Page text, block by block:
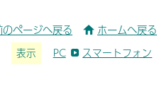
のページへ戻る ホームへ戻る
表示 PC スマートフォン